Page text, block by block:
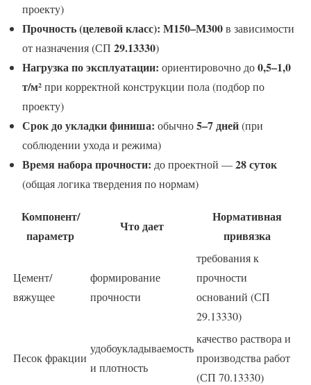
проекту)
Прочность (целевой класс): М150–М300в зависимости
от назначения (СП 29.13330)
Нагрузка по эксплуатации: ориентировочно до0,5–1,0
т/м²при корректной конструкции пола (подбор по
проекту)
Срок до укладки финиша: обычно5–7 дней(при
соблюдении ухода и режима)
Время набора прочности: до проектной —28 суток
(общая логика твердения по нормам)
Компонент/
параметр
Что дает
Нормативная
привязка
Цемент/
вяжущее
формирование
прочности
требования к
прочности
оснований (СП
29.13330)
Песок фракции
удобоукладываемость
и плотность
качество раствора и
производства работ
(СП 70.13330)